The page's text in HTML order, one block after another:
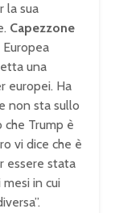
la sua
Capezzone
una
europei. Ha
non sta sullo
che Trump è
vi dice che è
essere stata
in cui